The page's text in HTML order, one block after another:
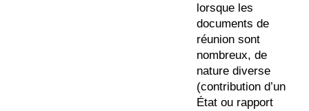
lorsque les
documents de
réunion sont
nombreux, de
nature diverse
(contribution d’un
État ou rapport